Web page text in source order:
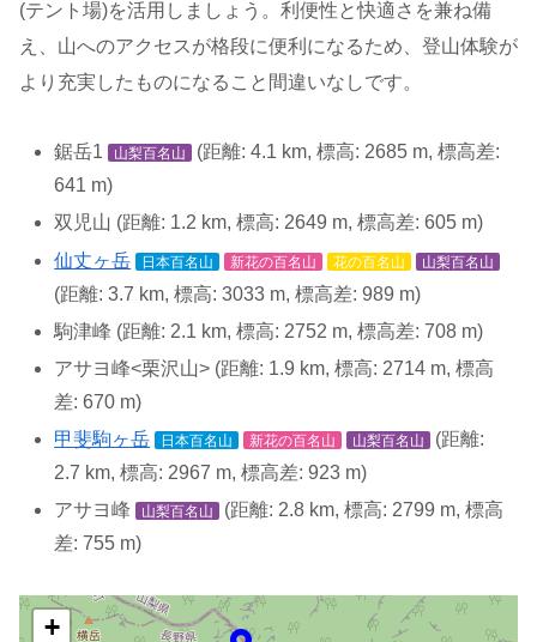
(テント場)を活用しましょう。利便性と快適さを兼ね備
え、山へのアクセスが格段に便利になるため、登山体験が
より充実したものになること間違いなしです。
鋸岳1 山梨百名山
(距離: 4.1 km, 標高: 2685 m, 標高差:
641 m)
双児山 (距離: 1.2 km, 標高: 2649 m, 標高差: 605 m)
仙丈ヶ岳
日本百名山 新花の百名山 花の百名山 山梨百名山
(距離: 3.7 km, 標高: 3033 m, 標高差: 989 m)
駒津峰 (距離: 2.1 km, 標高: 2752 m, 標高差: 708 m)
アサヨ峰<栗沢山> (距離: 1.9 km, 標高: 2714 m, 標高
差: 670 m)
甲斐駒ヶ岳
日本百名山 新花の百名山 山梨百名山
(距離:
2.7 km, 標高: 2967 m, 標高差: 923 m)
アサヨ峰 山梨百名山
(距離: 2.8 km, 標高: 2799 m, 標高
差: 755 m)
+